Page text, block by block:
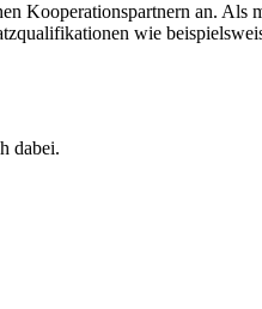
Kooperationspartnern an. Als
wie
dabei.